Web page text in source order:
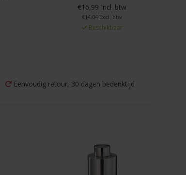
€16,99 Incl. btw
€14,04 Excl. btw
Beschikbaar
Eenvoudig retour, 30 dagen bedenktijd